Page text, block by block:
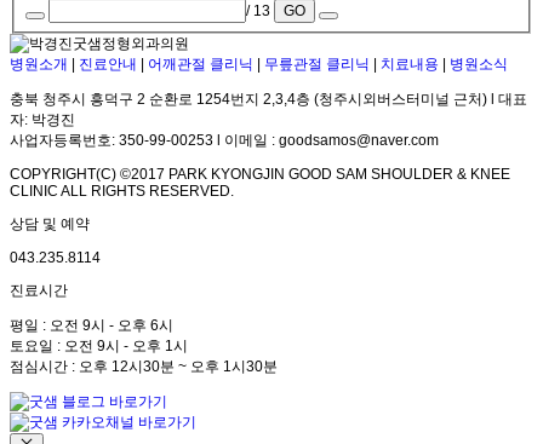
/ 13
GO
병원소개 진료안내 어깨관절 클리닉 무릎관절 클리닉 치료내용 병원소식
충북 청주시 흥덕구 2 순환로 1254번지 2,3,4층 (청주시외버스터미널 근처) l 대표
자: 박경진
사업자등록번호: 350-99-00253 l 이메일 : goodsamos@naver.com
COPYRIGHT(C) ©2017 PARK KYONGJIN GOOD SAM SHOULDER & KNEE
CLINIC ALL RIGHTS RESERVED.
상담 및 예약
043.235.8114
진료시간
평일 : 오전 9시 - 오후 6시
토요일 : 오전 9시 - 오후 1시
점심시간 : 오후 12시30분 ~ 오후 1시30분